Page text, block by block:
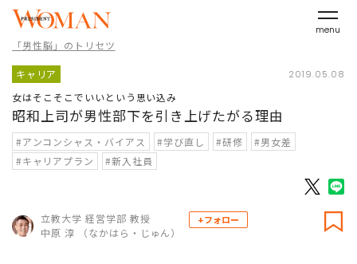
menu
「男性脳」のトリセツ
キャリア 2019.05.08
女はそこそこでいいという思い込み
昭和上司が男性部下を引き上げたがる理由
#アンコンシャス・バイアス #学び直し #研修
#男女差
#キャリアプラン
#新入社員
立教大学 経営学部 教授
中原 淳 （なかはら・じゅん）
+フォロー